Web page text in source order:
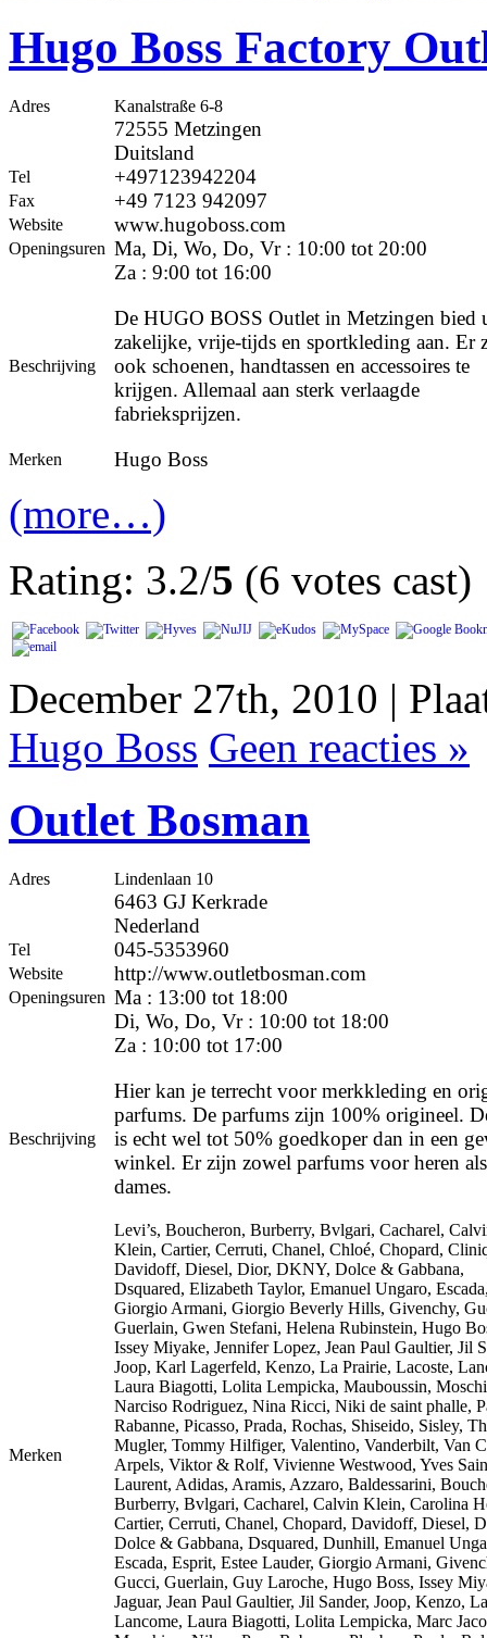
Hugo Boss Factory
Adres Kanalstraße 6-8
72555 Metzingen
Duitsland
Tel +497123942204
Fax +49 7123 942097
Website www.hugoboss.com
Openingsuren Ma, Di, Wo, Do, Vr : 10:00 tot 20:00
Za : 9:00 tot 16:00
Beschrijving
De HUGO BOSS Outlet in Metzingen bied
zakelijke, vrije-tijds en sportkleding aan. Er
ook schoenen, handtassen en accessoires te
krijgen. Allemaal aan sterk verlaagde
fabrieksprijzen.
Merken Hugo Boss
(more…)
Rating: 3.2/5 (6 votes cast)
December 27th, 2010 |
Hugo Boss Geen reacties »
Outlet Bosman
Adres Lindenlaan 10
6463 GJ Kerkrade
Nederland
Tel 045-5353960
Website http://www.outletbosman.com
Openingsuren Ma : 13:00 tot 18:00
Di, Wo, Do, Vr : 10:00 tot 18:00
Za : 10:00 tot 17:00
Beschrijving
Hier kan je terrecht voor merkkleding en
parfums. De parfums zijn 100% origineel.
is echt wel tot 50% goedkoper dan in een
winkel. Er zijn zowel parfums voor heren als
dames.
Merken
Levi’s, Boucheron, Burberry, Bvlgari, Cacharel,
Klein, Cartier, Cerruti, Chanel, Chloé, Chopard,
Davidoff, Diesel, Dior, DKNY, Dolce & Gabbana,
Dsquared, Elizabeth Taylor, Emanuel Ungaro,
Giorgio Armani, Giorgio Beverly Hills, Givenchy,
Guerlain, Gwen Stefani, Helena Rubinstein, Hugo
Issey Miyake, Jennifer Lopez, Jean Paul Gaultier, Jil
Joop, Karl Lagerfeld, Kenzo, La Prairie, Lacoste,
Laura Biagotti, Lolita Lempicka, Mauboussin,
Narciso Rodriguez, Nina Ricci, Niki de saint phalle,
Rabanne, Picasso, Prada, Rochas, Shiseido, Sisley,
Mugler, Tommy Hilfiger, Valentino, Vanderbilt, Van
Arpels, Viktor & Rolf, Vivienne Westwood, Yves
Laurent, Adidas, Aramis, Azzaro, Baldessarini,
Burberry, Bvlgari, Cacharel, Calvin Klein, Carolina
Cartier, Cerruti, Chanel, Chopard, Davidoff, Diesel,
Dolce & Gabbana, Dsquared, Dunhill, Emanuel
Escada, Esprit, Estee Lauder, Giorgio Armani,
Gucci, Guerlain, Guy Laroche, Hugo Boss, Issey
Jaguar, Jean Paul Gaultier, Jil Sander, Joop, Kenzo,
Lancome, Laura Biagotti, Lolita Lempicka, Marc